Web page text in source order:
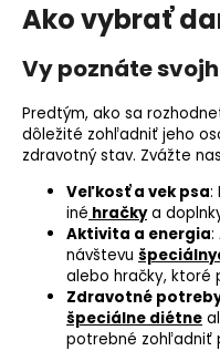
Ako vybrať
Vy poznáte
Predtým, ako sa
dôležité zohľadniť jeho
zdravotný stav. Zvážte
Veľkosť a vek psa:
iné hračkya
Aktivita a energia
návštevu
alebo hračky, ktoré
Zdravotné
špeciálne diétne
potrebné zohľadniť